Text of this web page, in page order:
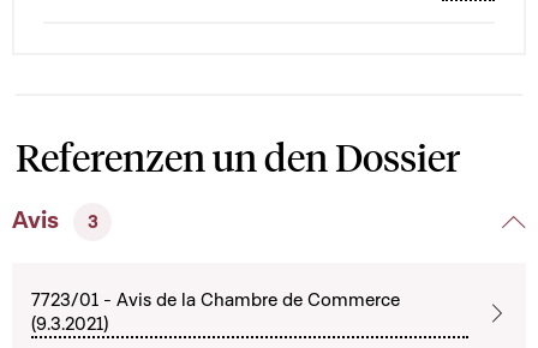
Referenzen un den Dossier
Avis 3
7723/01 - Avis de la Chambre de Commerce
(9.3.2021)